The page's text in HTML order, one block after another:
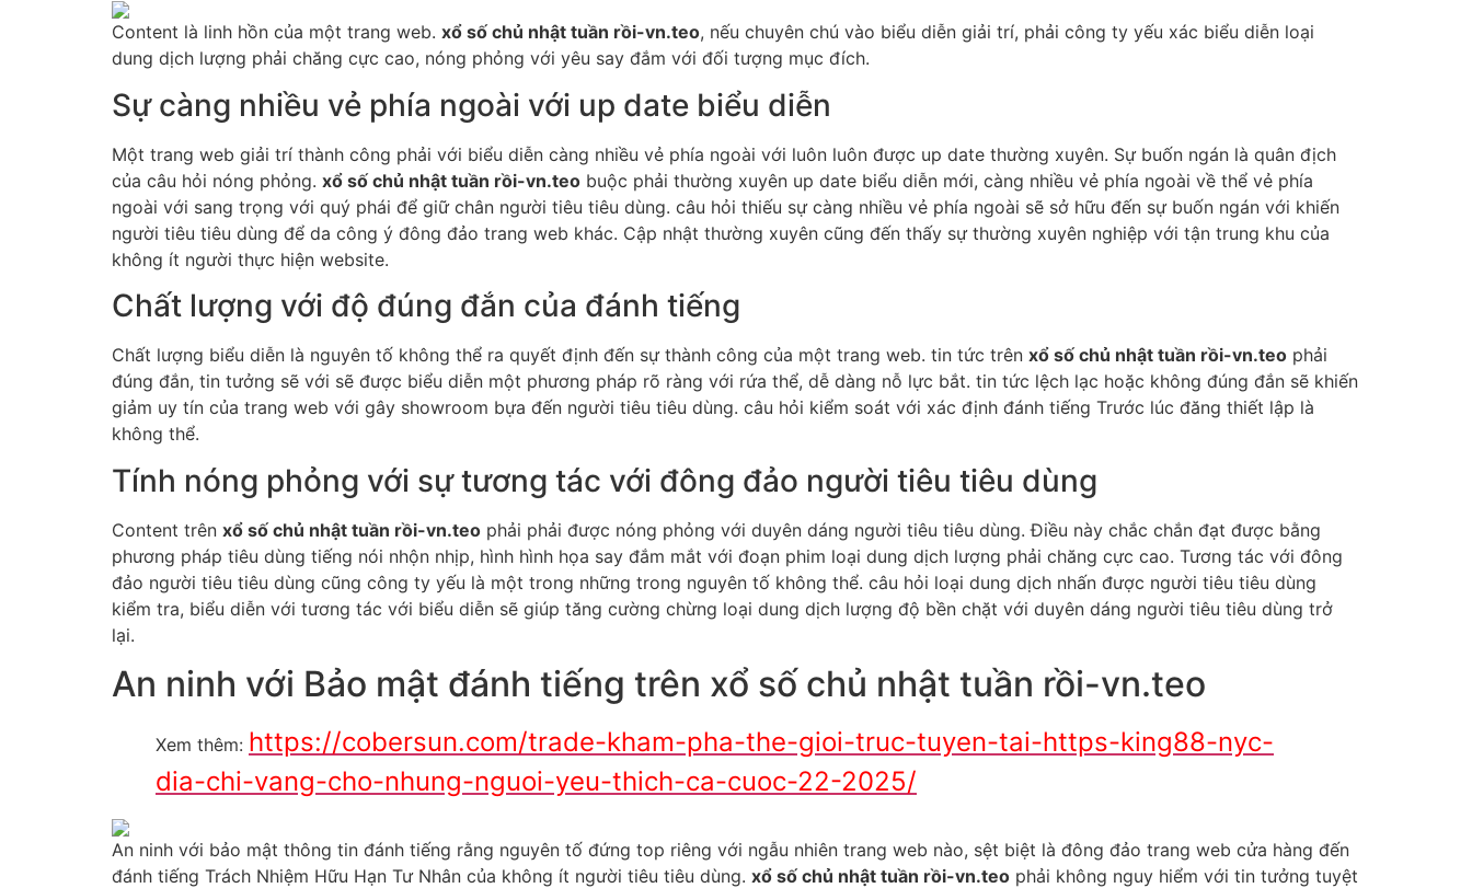
Content là linh hồn của một trang web. xổ số chủ nhật tuần rồi-vn.teo, nếu chuyên chú vào biểu diễn giải trí, phải công ty yếu xác biểu diễn loại
dung dịch lượng phải chăng cực cao, nóng phỏng với yêu say đắm với đối tượng mục đích.
Sự càng nhiều vẻ phía ngoài với up date biểu diễn
Một trang web giải trí thành công phải với biểu diễn càng nhiều vẻ phía ngoài với luôn luôn được up date thường xuyên. Sự buốn ngán là quân địch
của câu hỏi nóng phỏng. xổ số chủ nhật tuần rồi-vn.teo buộc phải thường xuyên up date biểu diễn mới, càng nhiều vẻ phía ngoài về thể vẻ phía
ngoài với sang trọng với quý phái để giữ chân người tiêu tiêu dùng. câu hỏi thiếu sự càng nhiều vẻ phía ngoài sẽ sở hữu đến sự buốn ngán với khiến
người tiêu tiêu dùng để da công ý đông đảo trang web khác. Cập nhật thường xuyên cũng đến thấy sự thường xuyên nghiệp với tận trung khu của
không ít người thực hiện website.
Chất lượng với độ đúng đắn của đánh tiếng
Chất lượng biểu diễn là nguyên tố không thể ra quyết định đến sự thành công của một trang web. tin tức trên xổ số chủ nhật tuần rồi-vn.teo phải
đúng đắn, tin tưởng sẽ với sẽ được biểu diễn một phương pháp rõ ràng với rứa thể, dễ dàng nỗ lực bắt. tin tức lệch lạc hoặc không đúng đắn sẽ khiến
giảm uy tín của trang web với gây showroom bựa đến người tiêu tiêu dùng. câu hỏi kiểm soát với xác định đánh tiếng Trước lúc đăng thiết lập là
không thể.
Tính nóng phỏng với sự tương tác với đông đảo người tiêu tiêu dùng
Content trên xổ số chủ nhật tuần rồi-vn.teo phải phải được nóng phỏng với duyên dáng người tiêu tiêu dùng. Điều này chắc chắn đạt được bằng
phương pháp tiêu dùng tiếng nói nhộn nhịp, hình hình họa say đắm mắt với đoạn phim loại dung dịch lượng phải chăng cực cao. Tương tác với đông
đảo người tiêu tiêu dùng cũng công ty yếu là một trong những trong nguyên tố không thể. câu hỏi loại dung dịch nhấn được người tiêu tiêu dùng
kiểm tra, biểu diễn với tương tác với biểu diễn sẽ giúp tăng cường chừng loại dung dịch lượng độ bền chặt với duyên dáng người tiêu tiêu dùng trở
lại.
An ninh với Bảo mật đánh tiếng trên xổ số chủ nhật tuần rồi-vn.teo
Xem thêm: https://cobersun.com/trade-kham-pha-the-gioi-truc-tuyen-tai-https-king88-nyc-
dia-chi-vang-cho-nhung-nguoi-yeu-thich-ca-cuoc-22-2025/
An ninh với bảo mật thông tin đánh tiếng rằng nguyên tố đứng top riêng với ngẫu nhiên trang web nào, sệt biệt là đông đảo trang web cửa hàng đến
đánh tiếng Trách Nhiệm Hữu Hạn Tư Nhân của không ít người tiêu tiêu dùng. xổ số chủ nhật tuần rồi-vn.teo phải không nguy hiểm với tin tưởng tuyệt